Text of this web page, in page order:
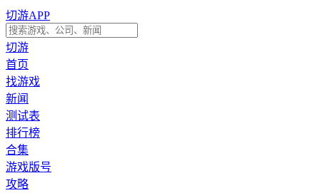
切游APP
切游
首页
找游戏
新闻
测试表
排行榜
合集
游戏版号
攻略